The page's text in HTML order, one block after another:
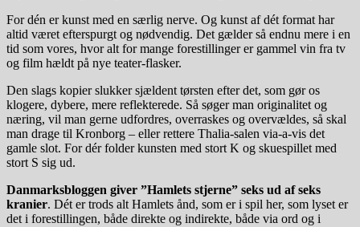
For dén er kunst med en særlig nerve. Og kunst af dét format har
altid været efterspurgt og nødvendig. Det gælder så endnu mere i en
tid som vores, hvor alt for mange forestillinger er gammel vin fra tv
og film hældt på nye teater-flasker.
Den slags kopier slukker sjældent tørsten efter det, som gør os
klogere, dybere, mere reflekterede. Så søger man originalitet og
næring, vil man gerne udfordres, overraskes og overvældes, så skal
man drage til Kronborg – eller rettere Thalia-salen via-a-vis det
gamle slot. For dér folder kunsten med stort K og skuespillet med
stort S sig ud.
Danmarksbloggen giver ”Hamlets stjerne” seks ud af seks
kranier. Dét er trods alt Hamlets ånd, som er i spil her, som lyset er
det i forestillingen, både direkte og indirekte, både via ord og i